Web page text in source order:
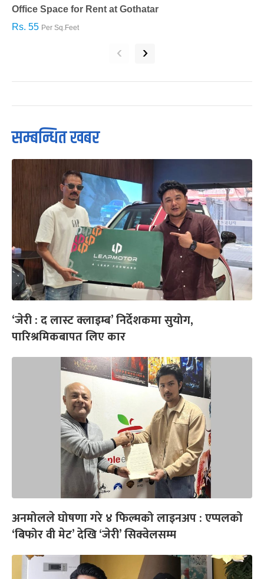
Office Space for Rent at Gothatar
Rs. 55 Per Sq.Feet
‹ ›
सम्बन्धित खबर
‘जेरी : द लास्ट क्लाइम्ब’ निर्देशकमा सुयोग,
पारिश्रमिकबापत लिए कार
अनमोलले घोषणा गरे ४ फिल्मको लाइनअप : एप्पलको
‘बिफोर वी मेट’ देखि ‘जेरी’ सिक्वेलसम्म